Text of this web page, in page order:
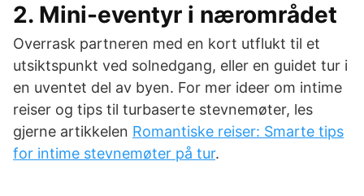
2. Mini-eventyr i nærområdet
Overrask partneren med en kort utflukt til et
utsiktspunkt ved solnedgang, eller en guidet tur i
en uventet del av byen. For mer ideer om intime
reiser og tips til turbaserte stevnemøter, les
gjerne artikkelen Romantiske reiser: Smarte tips
for intime stevnemøter på tur.